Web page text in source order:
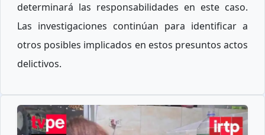
determinará las responsabilidades en este caso.
Las investigaciones continúan para identificar a
otros posibles implicados en estos presuntos actos
delictivos.